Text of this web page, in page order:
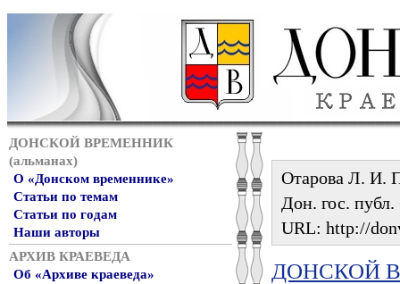
ДОНСКОЙ ВРЕМЕННИК
(альманах)
О «Донском временнике»
Статьи по темам
Статьи по годам
Наши авторы
АРХИВ КРАЕВЕДА
Об «Архиве краеведа»
Отарова Л. И.
Дон. гос.
URL: http://
ДОНСКОЙ